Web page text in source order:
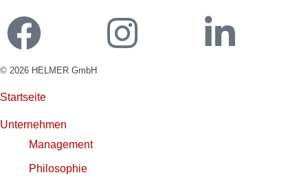
© 2026 HELMER GmbH
Startseite
Unternehmen
Management
Philosophie